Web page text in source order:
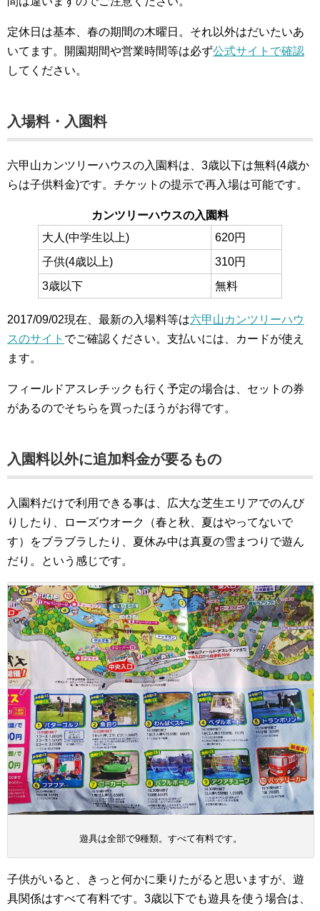
定休日は基本、春の期間の木曜日。それ以外はだいたいあ
いてます。開園期間や営業時間等は必ず公式サイトで確認
してください。
入場料・入園料
六甲山カンツリーハウスの入園料は、3歳以下は無料(4歳か
らは子供料金)です。チケットの提示で再入場は可能です。
カンツリーハウスの入園料
大人(中学生以上)
620円
子供(4歳以上)
310円
3歳以下
無料
2017/09/02現在、最新の入場料等は六甲山カンツリーハウ
スのサイト でご確認ください。支払いには、カードが使え
ます。
フィールドアスレチックも行く予定の場合は、セットの券
があるのでそちらを買ったほうがお得です。
入園料以外に追加料金が要るもの
入園料だけで利用できる事は、広大な芝生エリアでのんび
りしたり、ローズウオーク（春と秋、夏はやってないで
す）をブラブラしたり、夏休み中は真夏の雪まつりで遊ん
だり。という感じです。
遊具は全部で9種類。すべて有料です。
子供がいると、きっと何かに乗りたがると思いますが、遊
具関係はすべて有料です。3歳以下でも遊具を使う場合は、